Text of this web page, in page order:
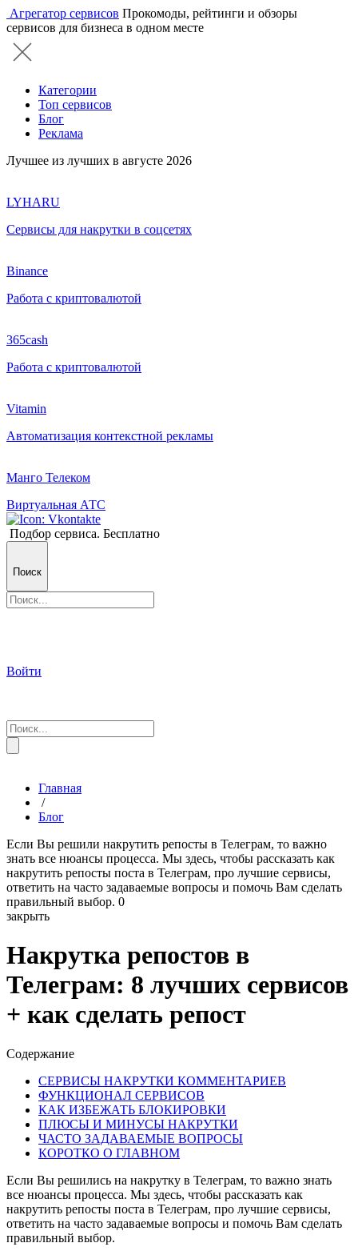
Агрегатор сервисов Прокомоды, рейтинги и обзоры
сервисов для бизнеса в одном месте
Категории
Топ сервисов
Блог
Реклама
Лучшее из лучших в августе 2026
LYHARU
Сервисы для накрутки в соцсетях
Binance
Работа с криптовалютой
365cash
Работа с криптовалютой
Vitamin
Автоматизация контекстной рекламы
Манго Телеком
Виртуальная АТС
Подбор сервиса. Бесплатно
Поиск
Войти
Главная
/
Блог
Если Вы решили накрутить репосты в Телеграм, то важно
знать все нюансы процесса. Мы здесь, чтобы рассказать как
накрутить репосты поста в Телеграм, про лучшие сервисы,
ответить на часто задаваемые вопросы и помочь Вам сделать
правильный выбор. 0
закрыть
Накрутка репостов в
Телеграм: 8 лучших сервисов
+ как сделать репост
Содержание
СЕРВИСЫ НАКРУТКИ КОММЕНТАРИЕВ
ФУНКЦИОНАЛ СЕРВИСОВ
КАК ИЗБЕЖАТЬ БЛОКИРОВКИ
ПЛЮСЫ И МИНУСЫ НАКРУТКИ
ЧАСТО ЗАДАВАЕМЫЕ ВОПРОСЫ
КОРОТКО О ГЛАВНОМ
Если Вы решились на накрутку в Телеграм, то важно знать
накрутить репосты поста в Телеграм, про лучшие сервисы,
ответить на часто задаваемые вопросы и помочь Вам сделать
правильный выбор.